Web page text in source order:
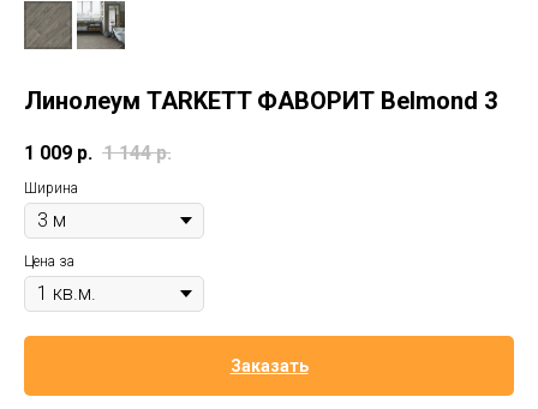
Линолеум TARKETT ФАВОРИТ Belmond 3
1 009 р. 1 144 р.
Ширина
Цена за
Заказать